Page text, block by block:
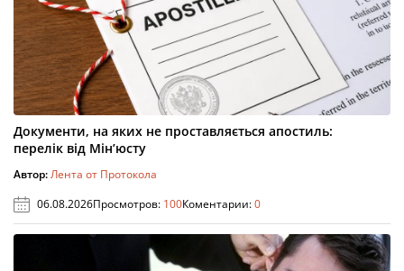
Документи, на яких не проставляється апостиль:
перелік від Мін’юсту
Автор:Лента от Протокола
06.08.2026Просмотров: 100Коментарии:0